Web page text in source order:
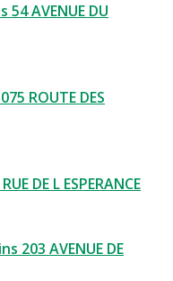
54 AVENUE DU
ROUTE DES
DE L ESPERANCE
203 AVENUE DE